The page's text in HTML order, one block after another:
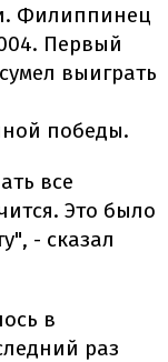
Филиппинец
Первый
выиграть
победы.
все
Это было
- сказал
в
раз